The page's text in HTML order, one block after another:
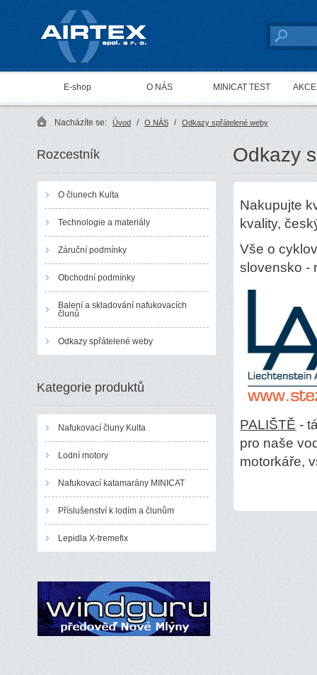
AIRTEX spol. s r. o.
E-shop O NÁS MINICAT TEST
Nacházíte se: Úvod / O NÁS / Odkazy spřátelené weby
Rozcestník
O člunech Kulta
Technologie a materiály
Záruční podmínky
Obchodní podmínky
Balení a skladování nafukovacích
člunů
Odkazy spřátelené weby
Kategorie produktů
Nafukovací čluny Kulta
Lodní motory
Nafukovací katamarány MINICAT
Příslušenství k lodím a člunům
Lepidla X-tremefix
Odkazy
Nakupujte
kvality,
Vše o
slovensko -
PALIŠTĚ -
pro naše
motorkáře,